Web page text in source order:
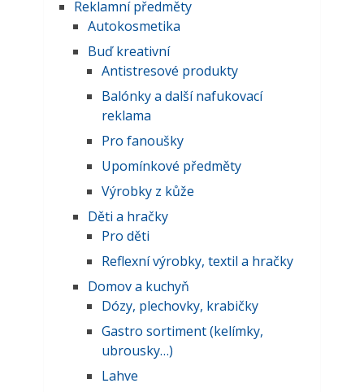
Reklamní předměty
Autokosmetika
Buď kreativní
Antistresové produkty
Balónky a další nafukovací
reklama
Pro fanoušky
Upomínkové předměty
Výrobky z kůže
Děti a hračky
Pro děti
Reflexní výrobky, textil a hračky
Domov a kuchyň
Dózy, plechovky, krabičky
Gastro sortiment (kelímky,
ubrousky…)
Lahve